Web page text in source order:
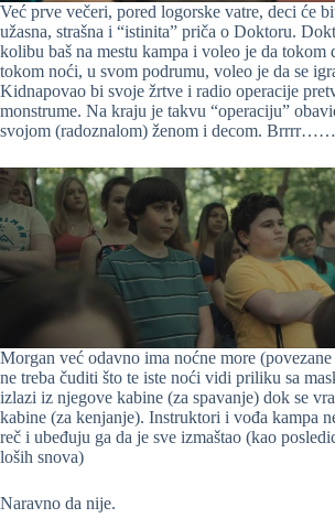
Već prve večeri, pored logorske vatre, deci će
užasna, strašna i “istinita” priča o Doktoru.
kolibu baš na mestu kampa i voleo je da tokom
tokom noći, u svom podrumu, voleo je da se
Kidnapovao bi svoje žrtve i radio operacije
monstrume. Na kraju je takvu “operaciju”
svojom (radoznalom) ženom i decom. Brrrr……
Morgan već odavno ima noćne more
ne treba čuditi što te iste noći vidi priliku sa
izlazi iz njegove kabine (za spavanje) dok se
kabine (za kenjanje). Instruktori i vođa kampa
reč i ubeđuju ga da je sve izmaštao (kao
loših snova)
Naravno da nije.